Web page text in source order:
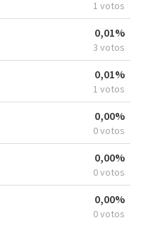
1 votos
0,01%
3 votos
0,01%
1 votos
0,00%
0 votos
0,00%
0 votos
0,00%
0 votos